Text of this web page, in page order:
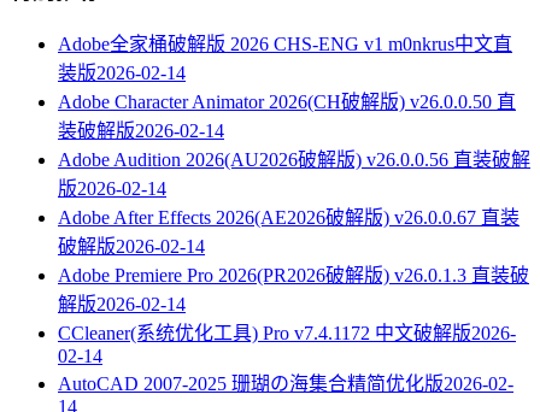
Adobe全家桶破解版 2026 CHS-ENG v1 m0nkrus中文直
装版2026-02-14
Adobe Character Animator 2026(CH破解版) v26.0.0.50 直
装破解版2026-02-14
Adobe Audition 2026(AU2026破解版) v26.0.0.56 直装破解
版2026-02-14
Adobe After Effects 2026(AE2026破解版) v26.0.0.67 直装
破解版2026-02-14
Adobe Premiere Pro 2026(PR2026破解版) v26.0.1.3 直装破
解版2026-02-14
CCleaner(系统优化工具) Pro v7.4.1172 中文破解版2026-
02-14
AutoCAD 2007-2025 珊瑚の海集合精简优化版2026-02-
14